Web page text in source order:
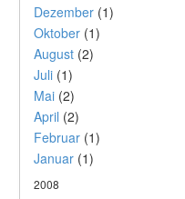
Dezember (1)
Oktober (1)
August (2)
Juli (1)
Mai (2)
April (2)
Februar (1)
Januar (1)
2008